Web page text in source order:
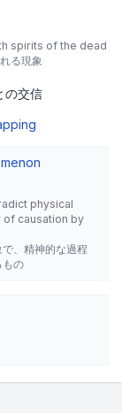
spirits of the dead
る現象
の交信
physical
of causation by
、精神的な過程
もの